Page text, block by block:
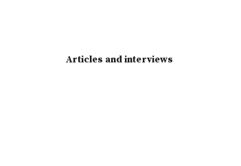
Articles and interviews